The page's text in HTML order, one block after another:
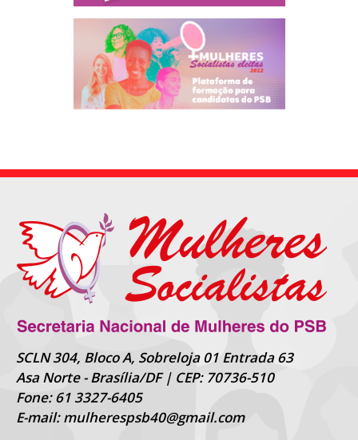
SCLN 304, Bloco A, Sobreloja 01 Entrada 63
Asa Norte - Brasília/DF | CEP: 70736-510
Fone: 61 3327-6405
E-mail: mulherespsb40@gmail.com